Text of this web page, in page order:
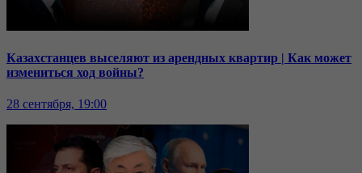
Казахстанцев выселяют из арендных квартир | Как может
измениться ход войны?
28 сентября, 19:00